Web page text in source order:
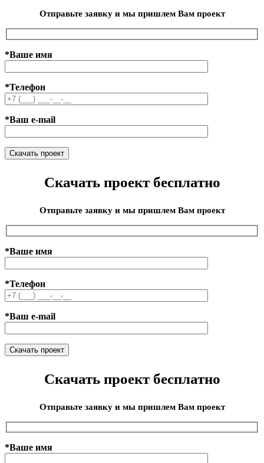
Отправьте заявку и мы пришлем Вам проект
*Ваше имя
*Телефон
*Ваш e-mail
Скачать проект бесплатно
Отправьте заявку и мы пришлем Вам проект
*Ваше имя
*Телефон
*Ваш e-mail
Скачать проект бесплатно
Отправьте заявку и мы пришлем Вам проект
*Ваше имя